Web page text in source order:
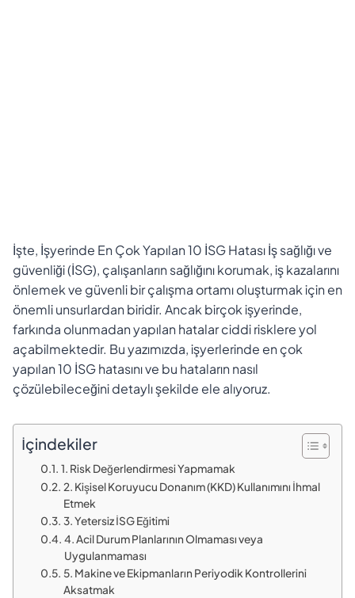
İşte, İşyerinde En Çok Yapılan 10 İSG Hatası İş sağlığı ve
güvenliği (İSG), çalışanların sağlığını korumak, iş kazalarını
önlemek ve güvenli bir çalışma ortamı oluşturmak için en
önemli unsurlardan biridir. Ancak birçok işyerinde,
farkında olunmadan yapılan hatalar ciddi risklere yol
açabilmektedir. Bu yazımızda, işyerlerinde en çok
yapılan 10 İSG hatasını ve bu hataların nasıl
çözülebileceğini detaylı şekilde ele alıyoruz.
İçindekiler
1. Risk Değerlendirmesi Yapmamak
2. Kişisel Koruyucu Donanım (KKD) Kullanımını İhmal
Etmek
3. Yetersiz İSG Eğitimi
4. Acil Durum Planlarının Olmaması veya
Uygulanmaması
5. Makine ve Ekipmanların Periyodik Kontrollerini
Aksatmak